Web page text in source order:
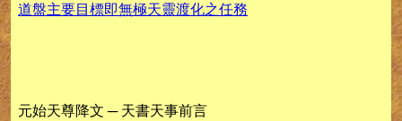
道盤主要目標即無極天靈渡化之任務
元始天尊降文 ─ 天書天事前言